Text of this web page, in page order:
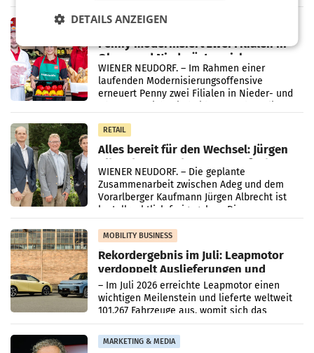
Müller-Filialen
RETAIL
Penny modernisiert zwei Filialen in
Ober- und Niederösterreich
WIENER NEUDORF. – Im Rahmen einer
laufenden Modernisierungsoffensive
erneuert Penny zwei Filialen in Nieder- und
RETAIL
Alles bereit für den Wechsel: Jürgen
Albrecht setzt ab 1.1.2027 auf Adeg
WIENER NEUDORF. – Die geplante
Zusammenarbeit zwischen Adeg und dem
Vorarlberger Kaufmann Jürgen Albrecht ist
kartellrechtlich freigegeben: Die
Bundeswettbewerbsbehörde und der
Bundeskartellanwalt
MOBILITY BUSINESS
Rekordergebnis im Juli: Leapmotor
verdoppelt Auslieferungen und
überschreitet die 100.000er-Marke
– Im Juli 2026 erreichte Leapmotor einen
wichtigen Meilenstein und lieferte weltweit
101.267 Fahrzeuge aus, womit sich das
Ergebnis gegenüber Juli 2025 mehr als
verdoppelte (+102
MARKETING & MEDIA
DETAILS ANZEIGEN